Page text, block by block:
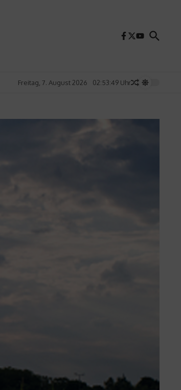
Freitag, 7. August 2026 02:53:51 Uhr